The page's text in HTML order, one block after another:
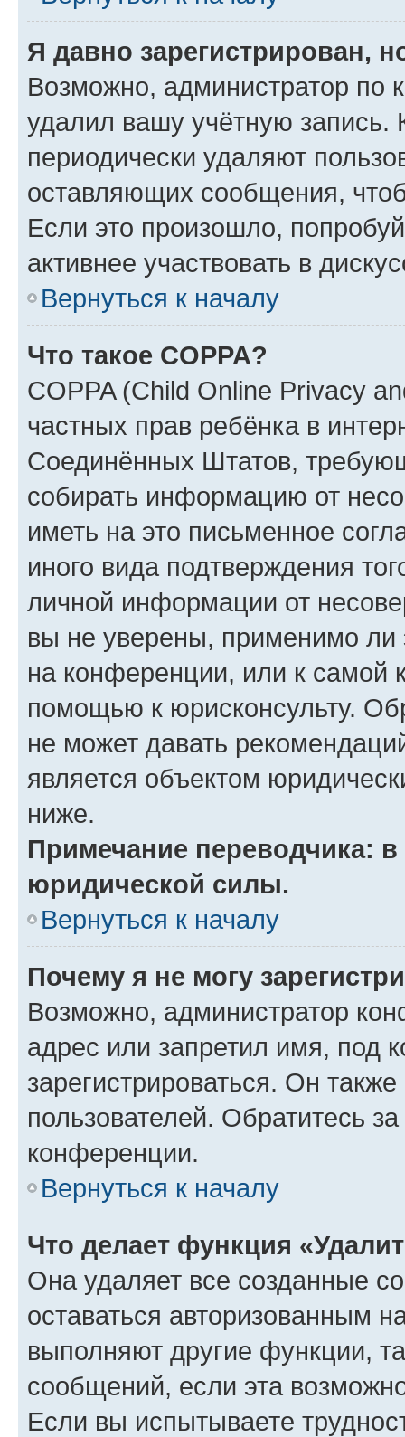
Я давно зарегистрирован,
Возможно, администратор по
удалил вашу учётную запись.
периодически удаляют
оставляющих сообщения,
Если это произошло,
активнее участвовать в
Вернуться к началу
Что такое COPPA?
COPPA (Child Online Privacy
частных прав ребёнка в
Соединённых Штатов,
собирать информацию от
иметь на это письменное
иного вида подтверждения
личной информации от
вы не уверены, применимо ли
на конференции, или к самой
помощью к юрисконсульту.
не может давать
является объектом
ниже.
Примечание переводчика:
юридической силы.
Вернуться к началу
Почему я не могу
Возможно, администратор
адрес или запретил имя, под
зарегистрироваться. Он
пользователей. Обратитесь
конференции.
Вернуться к началу
Что делает функция
Она удаляет все созданные
оставаться авторизованным
выполняют другие функции,
сообщений, если эта
Если вы испытываете